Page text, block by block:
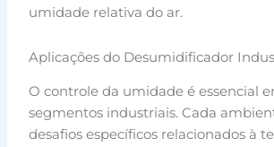
umidade relativa do ar.
Aplicações do Desumidificador
O controle da umidade é essencial
segmentos industriais. Cada
desafios específicos relacionados à